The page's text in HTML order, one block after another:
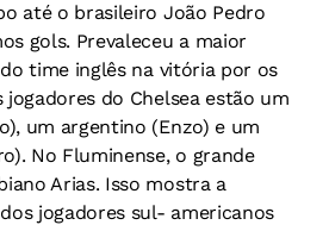
até o brasileiro João Pedro
gols. Prevaleceu a maior
time inglês na vitória por os
jogadores do Chelsea estão um
um argentino (Enzo) e um
No Fluminense, o grande
Arias. Isso mostra a
jogadores sul- americanos